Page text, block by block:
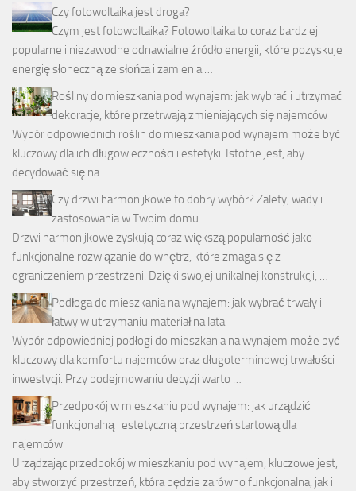
Czy fotowoltaika jest droga?
Czym jest fotowoltaika? Fotowoltaika to coraz bardziej
popularne i niezawodne odnawialne źródło energii, które pozyskuje
energię słoneczną ze słońca i zamienia …
Rośliny do mieszkania pod wynajem: jak wybrać i utrzymać
dekoracje, które przetrwają zmieniających się najemców
Wybór odpowiednich roślin do mieszkania pod wynajem może być
kluczowy dla ich długowieczności i estetyki. Istotne jest, aby
decydować się na …
Czy drzwi harmonijkowe to dobry wybór? Zalety, wady i
zastosowania w Twoim domu
Drzwi harmonijkowe zyskują coraz większą popularność jako
funkcjonalne rozwiązanie do wnętrz, które zmaga się z
ograniczeniem przestrzeni. Dzięki swojej unikalnej konstrukcji, …
Podłoga do mieszkania na wynajem: jak wybrać trwały i
łatwy w utrzymaniu materiał na lata
Wybór odpowiedniej podłogi do mieszkania na wynajem może być
kluczowy dla komfortu najemców oraz długoterminowej trwałości
inwestycji. Przy podejmowaniu decyzji warto …
Przedpokój w mieszkaniu pod wynajem: jak urządzić
funkcjonalną i estetyczną przestrzeń startową dla
najemców
Urządzając przedpokój w mieszkaniu pod wynajem, kluczowe jest,
aby stworzyć przestrzeń, która będzie zarówno funkcjonalna, jak i